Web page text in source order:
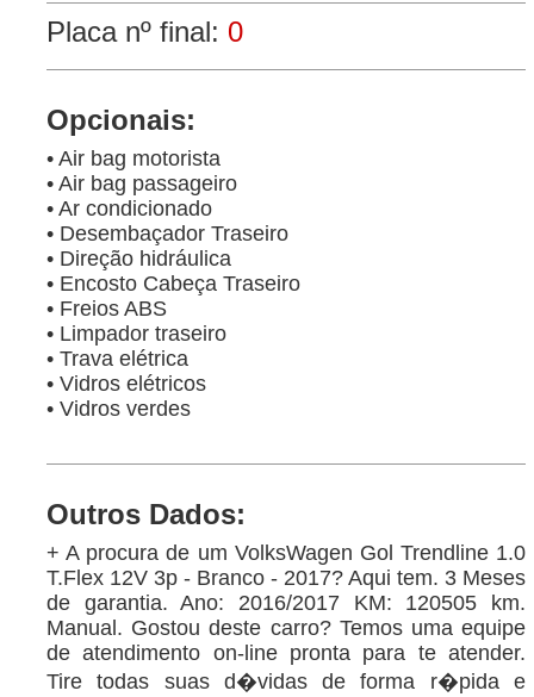
Placa nº final: 0
Opcionais:
• Air bag motorista
• Air bag passageiro
• Ar condicionado
• Desembaçador Traseiro
• Direção hidráulica
• Encosto Cabeça Traseiro
• Freios ABS
• Limpador traseiro
• Trava elétrica
• Vidros elétricos
• Vidros verdes
Outros Dados:
+ A procura de um VolksWagen Gol Trendline 1.0
T.Flex 12V 3p - Branco - 2017? Aqui tem. 3 Meses
de garantia. Ano: 2016/2017 KM: 120505 km.
Manual. Gostou deste carro? Temos uma equipe
de atendimento on-line pronta para te atender.
Tire todas suas d�vidas de forma r�pida e